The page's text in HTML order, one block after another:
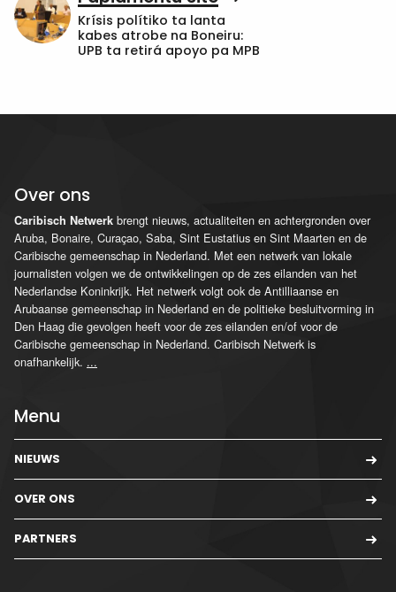
Krísis polítiko ta lanta
kabes atrobe na Boneiru:
UPB ta retirá apoyo pa MPB
Over ons
Caribisch Netwerk brengt nieuws, actualiteiten en achtergronden over
Aruba, Bonaire, Curaçao, Saba, Sint Eustatius en Sint Maarten en de
Caribische gemeenschap in Nederland. Met een netwerk van lokale
journalisten volgen we de ontwikkelingen op de zes eilanden van het
Nederlandse Koninkrijk. Het netwerk volgt ook de Antilliaanse en
Arubaanse gemeenschap in Nederland en de politieke besluitvorming in
Den Haag die gevolgen heeft voor de zes eilanden en/of voor de
Caribische gemeenschap in Nederland. Caribisch Netwerk is
onafhankelijk. ...
Menu
NIEUWS
OVER ONS
PARTNERS